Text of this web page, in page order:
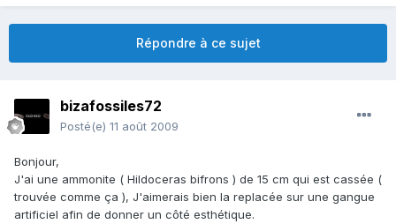
Répondre à ce sujet
bizafossiles72
Posté(e) 11 août 2009
Bonjour,
J'ai une ammonite ( Hildoceras bifrons ) de 15 cm qui est cassée (
trouvée comme ça ), J'aimerais bien la replacée sur une gangue
artificiel afin de donner un côté esthétique.